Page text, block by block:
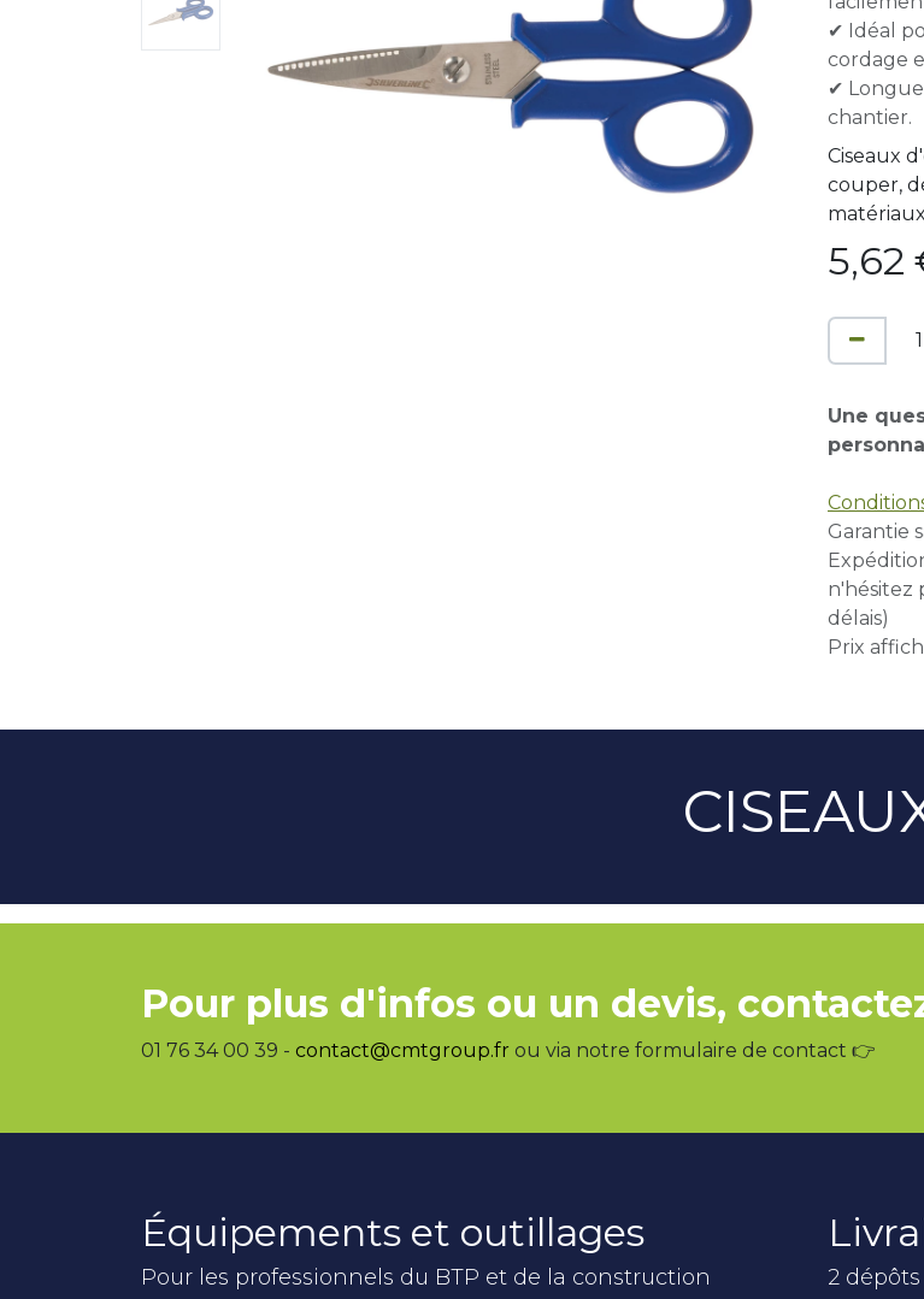
✔ Idéal
cordage
✔
chantier.
Ciseaux
couper,
5,62
Une
Garantie
n'hésitez
délais)
Prix
Pour plus d'infos ou un devis,
01 76 34 00 39 - contact@cmtgroup.fr ou via notre formulaire de contact 👉
Équipements et outillages
Pour les professionnels du BTP et de la construction 2